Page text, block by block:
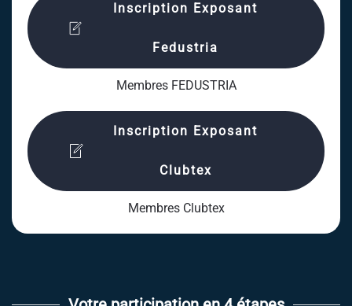
Inscription Exposant
Fedustria
Membres FEDUSTRIA
Inscription Exposant
Clubtex
Membres Clubtex